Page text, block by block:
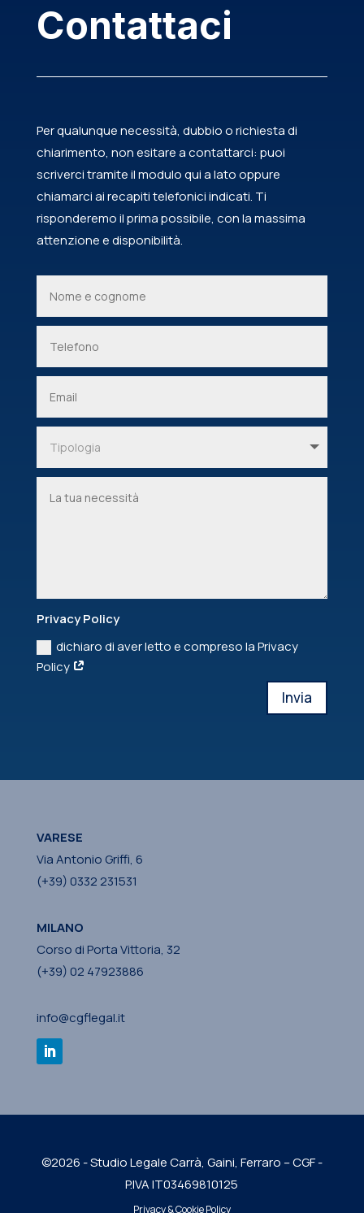
Contattaci
Per qualunque necessità, dubbio o richiesta di
chiarimento, non esitare a contattarci: puoi
scriverci tramite il modulo qui a lato oppure
chiamarci ai recapiti telefonici indicati. Ti
risponderemo il prima possibile, con la massima
attenzione e disponibilità.
Privacy Policy
dichiaro di aver letto e compreso la Privacy
Policy
Invia
VARESE
Via Antonio Griffi, 6
(+39) 0332 231531
MILANO
Corso di Porta Vittoria, 32
(+39) 02 47923886
info@cgflegal.it
©2026 - Studio Legale Carrà, Gaini, Ferraro – CGF -
P.IVA IT03469810125
Privacy & Cookie Policy